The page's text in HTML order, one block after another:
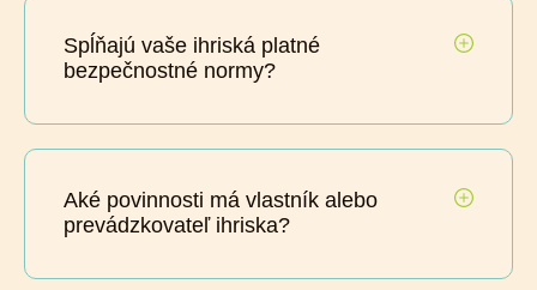
Spĺňajú vaše ihriská platné
bezpečnostné normy?
Aké povinnosti má vlastník alebo
prevádzkovateľ ihriska?